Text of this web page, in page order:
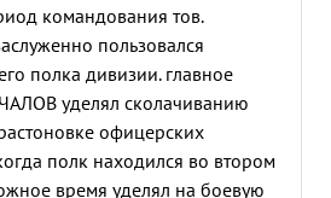
командования тов.
пользовался
полка дивизии. главное
уделял сколачиванию
офицерских
полк находился во втором
время уделял на боевую